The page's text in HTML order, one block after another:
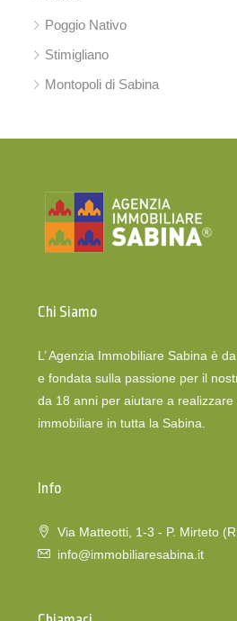
Poggio Nativo
Stimigliano
Montopoli di Sabina
Chi Siamo
L’ Agenzia Immobiliare Sabina è
e fondata sulla passione per il
da 18 anni per aiutare a
immobiliare in tutta la Sabina.
Info
Via Matteotti, 1-3 - P. Mirteto
info@immobiliaresabina.it